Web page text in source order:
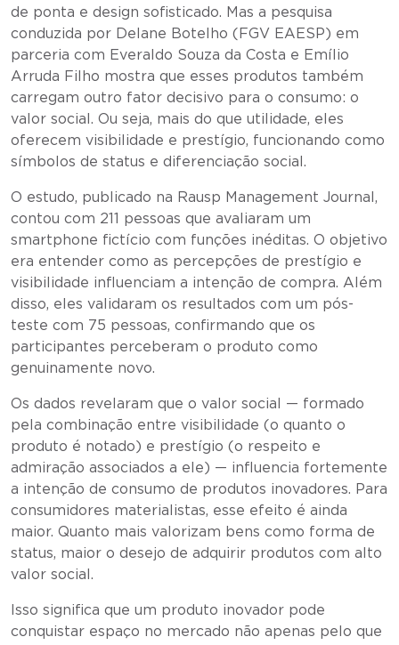
de ponta e design sofisticado. Mas a pesquisa
conduzida por Delane Botelho (FGV EAESP) em
parceria com Everaldo Souza da Costa e Emílio
Arruda Filho mostra que esses produtos também
carregam outro fator decisivo para o consumo: o
valor social. Ou seja, mais do que utilidade, eles
oferecem visibilidade e prestígio, funcionando como
símbolos de status e diferenciação social.
O estudo, publicado na Rausp Management Journal,
contou com 211 pessoas que avaliaram um
smartphone fictício com funções inéditas. O objetivo
era entender como as percepções de prestígio e
visibilidade influenciam a intenção de compra. Além
disso, eles validaram os resultados com um pós-
teste com 75 pessoas, confirmando que os
participantes perceberam o produto como
genuinamente novo.
Os dados revelaram que o valor social — formado
pela combinação entre visibilidade (o quanto o
produto é notado) e prestígio (o respeito e
admiração associados a ele) — influencia fortemente
a intenção de consumo de produtos inovadores. Para
consumidores materialistas, esse efeito é ainda
maior. Quanto mais valorizam bens como forma de
status, maior o desejo de adquirir produtos com alto
valor social.
Isso significa que um produto inovador pode
conquistar espaço no mercado não apenas pelo que